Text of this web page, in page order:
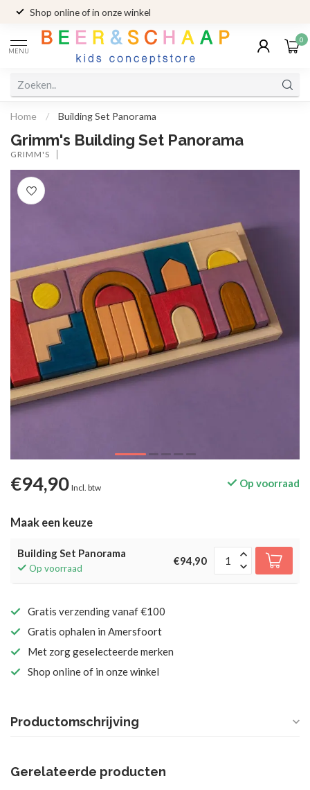
Shop online of in onze winkel
MENU
0
Home / Building Set Panorama
Grimm's Building Set Panorama
GRIMM'S
€94,90 Incl. btw Op voorraad
Maak een keuze
Building Set Panorama
Op voorraad
€94,90
Gratis verzending vanaf €100
Gratis ophalen in Amersfoort
Met zorg geselecteerde merken
Shop online of in onze winkel
Productomschrijving
Gerelateerde producten